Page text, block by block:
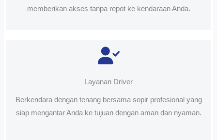
memberikan akses tanpa repot ke kendaraan Anda.
Layanan Driver
Berkendara dengan tenang bersama sopir profesional yang
siap mengantar Anda ke tujuan dengan aman dan nyaman.